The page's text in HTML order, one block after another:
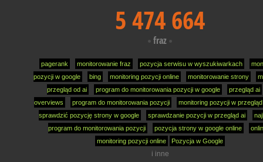
5 474 664
fraz
pagerank monitorowanie fraz pozycja serwisu w wyszukiwarkach
pozycji w google
bing monitoring pozycji online monitorowanie strony
przegląd od ai
program do monitorowania pozycji w google
przegląd ai
overviews
program do monitorowania pozycji
monitoring pozycji w
sprawdzić pozycję strony w google
sprawdzanie pozycji w przegląd ai
program do monitorowania pozycji
pozycja strony w google online
monitoring pozycji online
Pozycja w Google
i inne